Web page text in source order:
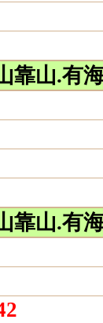
靠山.有
靠山.有